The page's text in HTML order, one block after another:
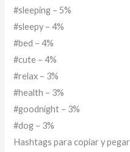
#sleeping – 5%
#sleepy – 4%
#bed – 4%
#cute – 4%
#relax – 3%
#health – 3%
#goodnight – 3%
#dog – 3%
Hashtags para copiar y pegar